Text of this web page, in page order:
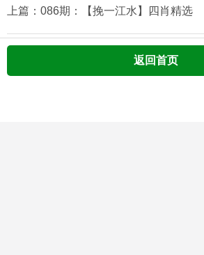
上篇：086期：【挽一江水】四肖精选
返回首页